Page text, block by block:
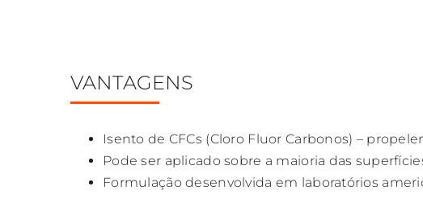
VANTAGENS
Isento de CFCs (Cloro Fluor Carbonos) –
Pode ser aplicado sobre a maioria das
Formulação desenvolvida em laboratórios